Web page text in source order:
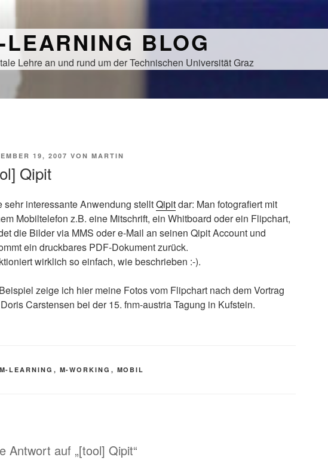
LEARNING BLOG
Lehre an und rund um der Technischen Universität Graz
19, 2007 VON MARTIN
Qipit
sehr interessante Anwendung stelltQipitdar: Man fotografiert mit
Mobiltelefon z.B. eine Mitschrift, ein Whitboard oder ein Flipchart,
die Bilder via MMS oder e-Mail an seinen Qipit Account und
ein druckbares PDF-Dokument zurück.
wirklich so einfach, wie beschrieben :-).
zeige ich hier meine Fotos vom Flipchart nach dem Vortrag
Carstensen bei der 15. fnm-austria Tagung in Kufstein.
KATEGORIEN
M-LEARNING , M-WORKING , MOBIL
Antwort auf „[tool] Qipit“